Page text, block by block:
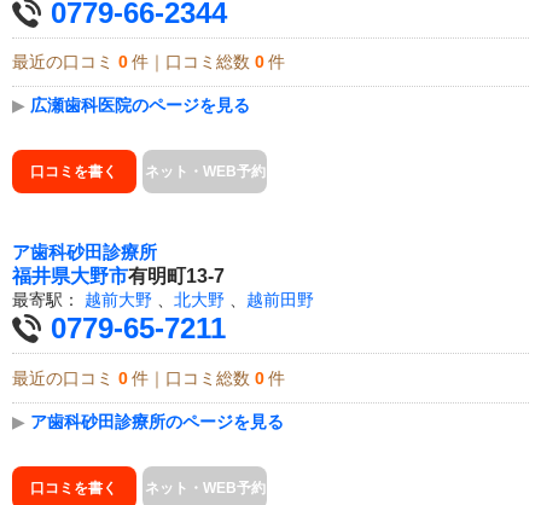
0779-66-2344
最近の口コミ 0 件｜口コミ総数 0 件
▶ 広瀬歯科医院のページを見る
口コミを書く ネット・WEB予約
ア歯科砂田診療所
福井県大野市有明町13-7
最寄駅： 越前大野 、 北大野 、 越前田野
0779-65-7211
最近の口コミ 0 件｜口コミ総数 0 件
▶ ア歯科砂田診療所のページを見る
口コミを書く ネット・WEB予約